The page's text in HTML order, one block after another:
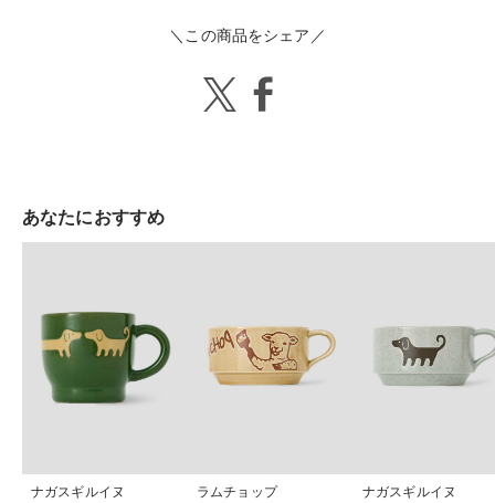
＼この商品をシェア／
あなたにおすすめ
ナガスギルイヌ
ラムチョップ
ナガスギルイヌ